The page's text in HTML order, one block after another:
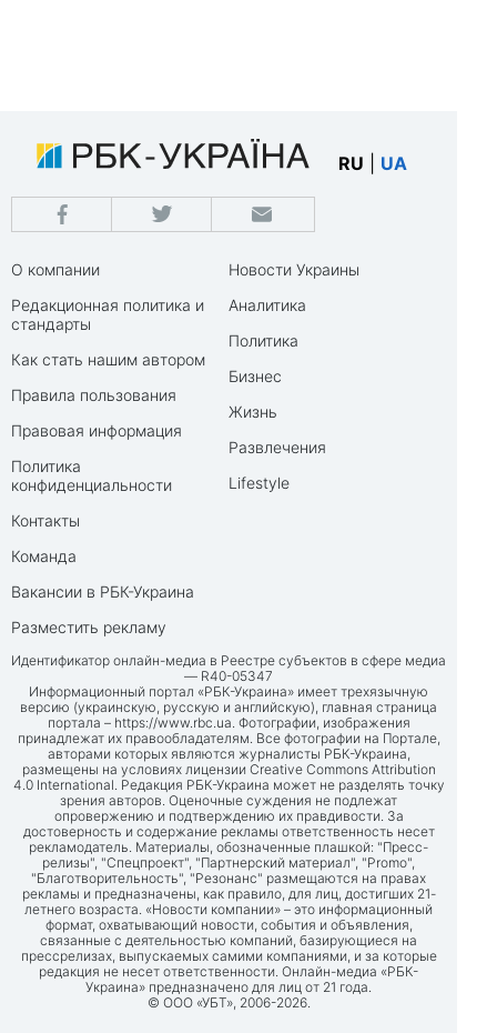
RU UA
О компании
Редакционная политика и
стандарты
Как стать нашим автором
Правила пользования
Правовая информация
Политика
конфиденциальности
Контакты
Команда
Вакансии в РБК-Украина
Разместить рекламу
Новости Украины
Аналитика
Политика
Бизнес
Жизнь
Развлечения
Lifestyle
Идентификатор онлайн-медиа в Реестре субъектов в сфере медиа
— R40-05347
Информационный портал «РБК-Украина» имеет трехязычную
версию (украинскую, русскую и английскую), главная страница
портала – https://www.rbc.ua. Фотографии, изображения
принадлежат их правообладателям. Все фотографии на Портале,
авторами которых являются журналисты РБК-Украина,
размещены на условиях лицензии Creative Commons Attribution
4.0 International. Редакция РБК-Украина может не разделять точку
зрения авторов. Оценочные суждения не подлежат
опровержению и подтверждению их правдивости. За
достоверность и содержание рекламы ответственность несет
рекламодатель. Материалы, обозначенные плашкой: "Пресс-
релизы", "Спецпроект", "Партнерский материал", "Promo",
"Благотворительность", "Резонанс" размещаются на правах
рекламы и предназначены, как правило, для лиц, достигших 21-
летнего возраста. «Новости компании» – это информационный
формат, охватывающий новости, события и объявления,
связанные с деятельностью компаний, базирующиеся на
прессрелизах, выпускаемых самими компаниями, и за которые
редакция не несет ответственности. Онлайн-медиа «РБК-
Украина» предназначено для лиц от 21 года.
© ООО «УБТ», 2006-2026.